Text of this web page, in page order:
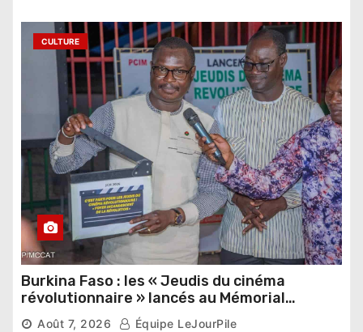
CULTURE
Burkina Faso : les « Jeudis du cinéma
révolutionnaire » lancés au Mémorial
Thomas Sankara
Août 7, 2026 Équipe LeJourPile